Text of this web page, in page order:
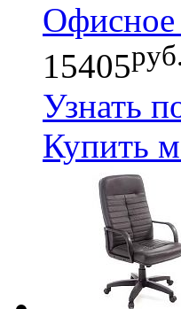
Офисное
15405руб.
Узнать
Купить